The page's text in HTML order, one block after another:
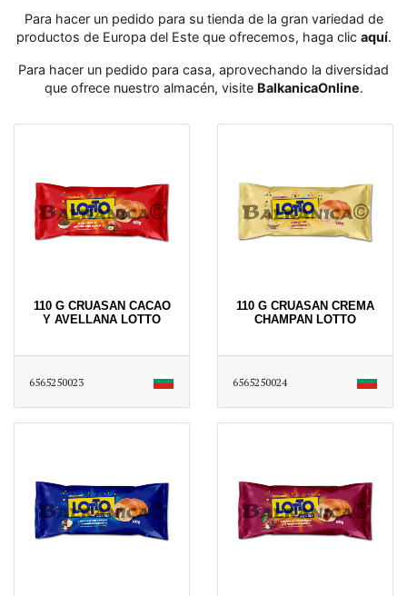
Para hacer un pedido para su tienda de la gran variedad de
productos de Europa del Este que ofrecemos, haga clic aquí․
Para hacer un pedido para casa, aprovechando la diversidad
que ofrece nuestro almacén, visite BalkanicaOnline․
110 G CRUASAN CACAO
Y AVELLANA LOTTO
6565250023
110 G CRUASAN CREMA
CHAMPAN LOTTO
6565250024